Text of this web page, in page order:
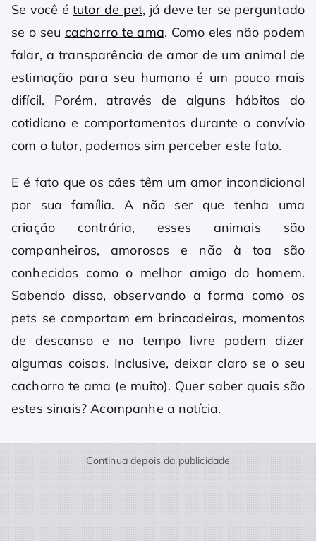
Se você é tutor de pet, já deve ter se perguntado
se o seu cachorro te ama. Como eles não podem
falar, a transparência de amor de um animal de
estimação para seu humano é um pouco mais
difícil. Porém, através de alguns hábitos do
cotidiano e comportamentos durante o convívio
com o tutor, podemos sim perceber este fato.
E é fato que os cães têm um amor incondicional
por sua família. A não ser que tenha uma
criação contrária, esses animais são
companheiros, amorosos e não à toa são
conhecidos como o melhor amigo do homem.
Sabendo disso, observando a forma como os
pets se comportam em brincadeiras, momentos
de descanso e no tempo livre podem dizer
algumas coisas. Inclusive, deixar claro se o seu
cachorro te ama (e muito). Quer saber quais são
estes sinais? Acompanhe a notícia.
Continua depois da publicidade